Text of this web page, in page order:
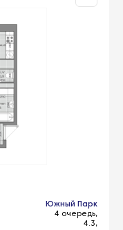
Южный Парк
4 очередь,
4.3,